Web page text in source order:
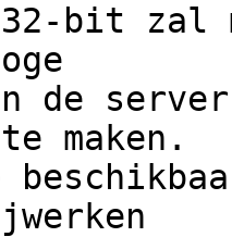
bit zal
de
maken.